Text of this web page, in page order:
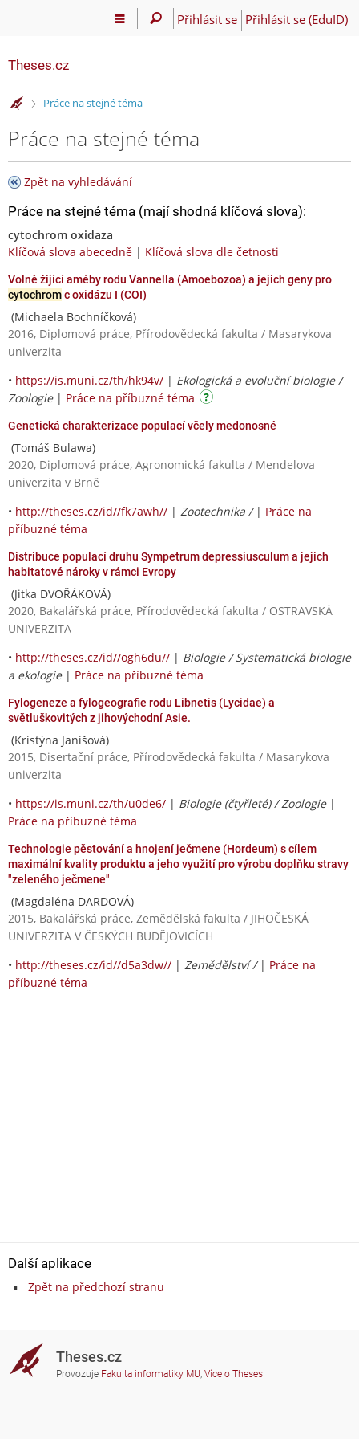
Přihlásit se Přihlásit se (EduID)
Theses.cz
>Práce na stejné téma
Práce na stejné téma
Zpět na vyhledávání
Práce na stejné téma (mají shodná klíčová slova):
cytochrom oxidaza
Klíčová slova abecedně | Klíčová slova dle četnosti
Volně žijící améby rodu Vannella (Amoebozoa) a jejich geny pro
cytochromc oxidázu I (COI)
(Michaela Bochníčková)
2016, Diplomová práce, Přírodovědecká fakulta / Masarykova
univerzita
• https://is.muni.cz/th/hk94v/ | Ekologická a evoluční biologie /
Zoologie| Práce na příbuzné téma
Genetická charakterizace populací včely medonosné
(Tomáš Bulawa)
2020, Diplomová práce, Agronomická fakulta / Mendelova
univerzita v Brně
• http://theses.cz/id//fk7awh// | Zootechnika / | Práce na
příbuzné téma
Distribuce populací druhu Sympetrum depressiusculum a jejich
habitatové nároky v rámci Evropy
(Jitka DVOŘÁKOVÁ)
2020, Bakalářská práce, Přírodovědecká fakulta / OSTRAVSKÁ
UNIVERZITA
• http://theses.cz/id//ogh6du// | Biologie / Systematická biologie
a ekologie| Práce na příbuzné téma
Fylogeneze a fylogeografie rodu Libnetis (Lycidae) a
světluškovitých z jihovýchodní Asie.
(Kristýna Janišová)
2015, Disertační práce, Přírodovědecká fakulta / Masarykova
univerzita
• https://is.muni.cz/th/u0de6/ | Biologie (čtyřleté) / Zoologie|
Práce na příbuzné téma
Technologie pěstování a hnojení ječmene (Hordeum) s cílem
maximální kvality produktu a jeho využití pro výrobu doplňku stravy
"zeleného ječmene"
(Magdaléna DARDOVÁ)
2015, Bakalářská práce, Zemědělská fakulta / JIHOČESKÁ
UNIVERZITA V ČESKÝCH BUDĚJOVICÍCH
• http://theses.cz/id//d5a3dw// | Zemědělství / | Práce na
příbuzné téma
Další aplikace
Zpět na předchozí stranu
Theses.cz
Provozuje Fakulta informatiky MU, Více o Theses